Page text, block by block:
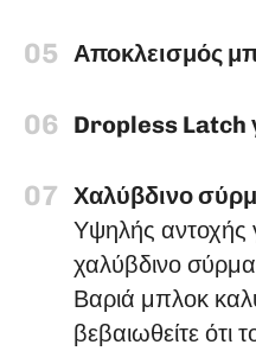
05 Αποκλεισμός
06 Dropless Latch
07 Χαλύβδινο
Υψηλής αντοχής
χαλύβδινο
Βαριά μπλοκ
βεβαιωθείτε ότι